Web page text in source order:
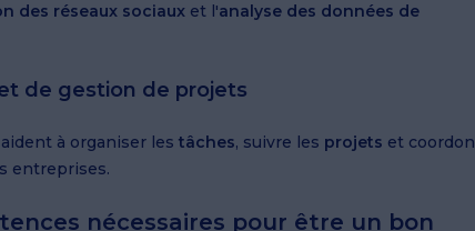
des réseaux sociaux et l'analyse des données de
de gestion de projets
aident à organiser les tâches, suivre les projets et
entreprises.
nécessaires pour être un bon